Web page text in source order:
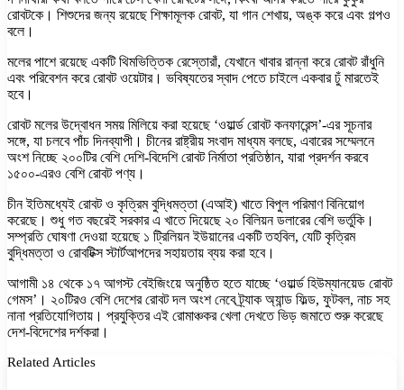
রোবটকে। শিশুদের জন্য রয়েছে শিক্ষামূলক রোবট, যা গান শেখায়, অঙ্ক করে এবং গল্পও
বলে।
মলের পাশে রয়েছে একটি থিমভিত্তিক রেস্তোরাঁ, যেখানে খাবার রান্না করে রোবট রাঁধুনি
এবং পরিবেশন করে রোবট ওয়েটার। ভবিষ্যতের স্বাদ পেতে চাইলে একবার ঢুঁ মারতেই
হবে।
রোবট মলের উদ্বোধন সময় মিলিয়ে করা হয়েছে ‘ওয়ার্ল্ড রোবট কনফারেন্স’-এর সূচনার
সঙ্গে, যা চলবে পাঁচ দিনব্যাপী। চীনের রাষ্ট্রীয় সংবাদ মাধ্যম বলছে, এবারের সম্মেলনে
অংশ নিচ্ছে ২০০টির বেশি দেশি-বিদেশি রোবট নির্মাতা প্রতিষ্ঠান, যারা প্রদর্শন করবে
১৫০০-এরও বেশি রোবট পণ্য।
চীন ইতিমধ্যেই রোবট ও কৃত্রিম বুদ্ধিমত্তা (এআই) খাতে বিপুল পরিমাণ বিনিয়োগ
করেছে। শুধু গত বছরেই সরকার এ খাতে দিয়েছে ২০ বিলিয়ন ডলারের বেশি ভর্তুকি।
সম্প্রতি ঘোষণা দেওয়া হয়েছে ১ ট্রিলিয়ন ইউয়ানের একটি তহবিল, যেটি কৃত্রিম
বুদ্ধিমত্তা ও রোবটিক্স স্টার্টআপদের সহায়তায় ব্যয় করা হবে।
আগামী ১৪ থেকে ১৭ আগস্ট বেইজিংয়ে অনুষ্ঠিত হতে যাচ্ছে ‘ওয়ার্ল্ড হিউম্যানয়েড রোবট
গেমস’। ২০টিরও বেশি দেশের রোবট দল অংশ নেবে ট্র্যাক অ্যান্ড ফিল্ড, ফুটবল, নাচ সহ
নানা প্রতিযোগিতায়। প্রযুক্তির এই রোমাঞ্চকর খেলা দেখতে ভিড় জমাতে শুরু করেছে
দেশ-বিদেশের দর্শকরা।
Related Articles